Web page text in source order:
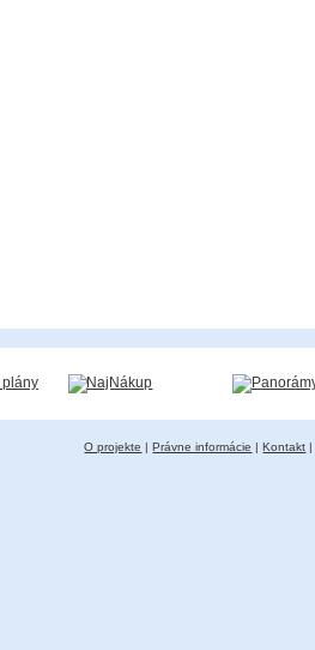
O projekte |Právne informácie |Kontakt